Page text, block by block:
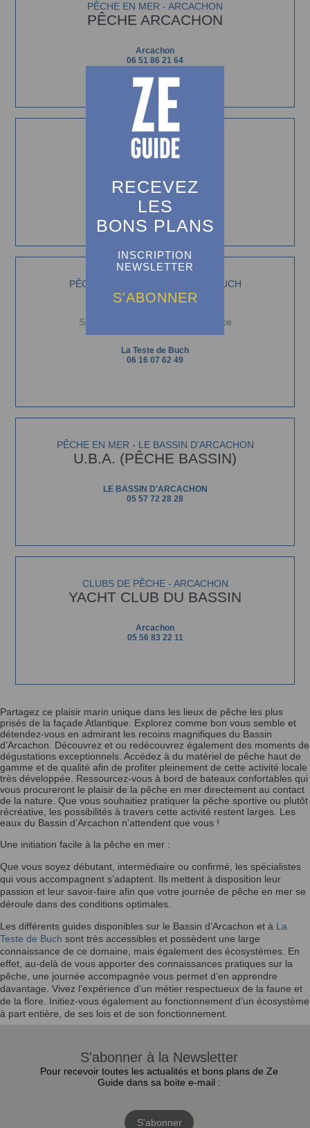
RECEVEZ
LES
BONS PLANS
INSCRIPTION
NEWSLETTER
S'ABONNER
PÊCHE EN MER - ARCACHON
PÊCHE ARCACHON
Arcachon
06 51 86 21 64
PÊCHE EN MER - LE CANON
PÊCHE Ô THON
190 Rte du Cap Ferret - Le Canon
06 46 77 59 08
https://pecheothon.fr/
PÊCHE EN MER - LA TESTE DE BUCH
THILL SÉBASTIEN
Surfcasting et pêche en eau douce
La Teste de Buch
06 16 07 62 49
PÊCHE EN MER - LE BASSIN D'ARCACHON
U.B.A. (PÊCHE BASSIN)
LE BASSIN D'ARCACHON
05 57 72 28 28
CLUBS DE PÊCHE - ARCACHON
YACHT CLUB DU BASSIN
Arcachon
05 56 83 22 11
Partagez ce plaisir marin unique dans les lieux de pêche les plus
prisés de la façade Atlantique. Explorez comme bon vous semble et
détendez-vous en admirant les recoins magnifiques du Bassin
d’Arcachon. Découvrez et ou redécouvrez également des moments de
dégustations exceptionnels. Accédez à du matériel de pêche haut de
gamme et de qualité afin de profiter pleinement de cette activité locale
très développée. Ressourcez-vous à bord de bateaux confortables qui
vous procureront le plaisir de la pêche en mer directement au contact
de la nature. Que vous souhaitiez pratiquer la pêche sportive ou plutôt
récréative, les possibilités à travers cette activité restent larges. Les
eaux du Bassin d’Arcachon n’attendent que vous !
Une initiation facile à la pêche en mer :
Que vous soyez débutant, intermédiaire ou confirmé, les spécialistes
qui vous accompagnent s’adaptent. Ils mettent à disposition leur
passion et leur savoir-faire afin que votre journée de pêche en mer se
déroule dans des conditions optimales.
Les différents guides disponibles sur le Bassin d’Arcachon et à La
Teste de Buch sont très accessibles et possèdent une large
connaissance de ce domaine, mais également des écosystèmes. En
effet, au-delà de vous apporter des connaissances pratiques sur la
pêche, une journée accompagnée vous permet d’en apprendre
davantage. Vivez l’expérience d’un métier respectueux de la faune et
de la flore. Initiez-vous également au fonctionnement d’un écosystème
à part entière, de ses lois et de son fonctionnement.
S'abonner à la Newsletter
Pour recevoir toutes les actualités et bons plans de Ze
Guide dans sa boite e-mail :
S'abonner